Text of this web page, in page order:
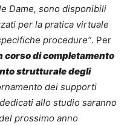
Dame, sono disponibili
per la pratica virtuale
procedure”. Per
corso di completamento
strutturale degli
dei supporti
allo studio saranno
prossimo anno